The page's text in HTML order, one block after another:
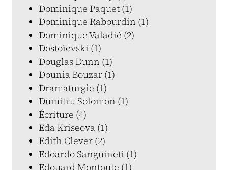
Dominique Paquet (1)
Dominique Rabourdin (1)
Dominique Valadié (2)
Dostoïevski (1)
Douglas Dunn (1)
Dounia Bouzar (1)
Dramaturgie (1)
Dumitru Solomon (1)
Écriture (4)
Eda Kriseova (1)
Edith Clever (2)
Edoardo Sanguineti (1)
Edouard Montoute (1)